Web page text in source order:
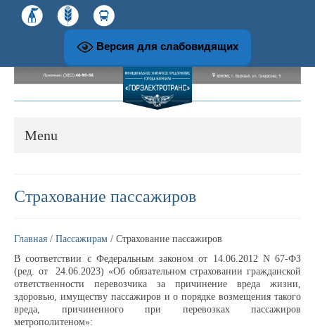
Версия для слабовидящих
Menu
Структура и руководство предприятия
Музей и экскурсионная работа
Страхование пассажиров
Главная / Пассажирам / Страхование пассажиров
В соответствии с Федеральным законом от 14.06.2012 N 67-ФЗ
(ред. от 24.06.2023) «Об обязательном страховании гражданской
ответственности перевозчика за причинение вреда жизни,
здоровью, имуществу пассажиров и о порядке возмещения такого
вреда, причиненного при перевозках пассажиров
метрополитеном»: